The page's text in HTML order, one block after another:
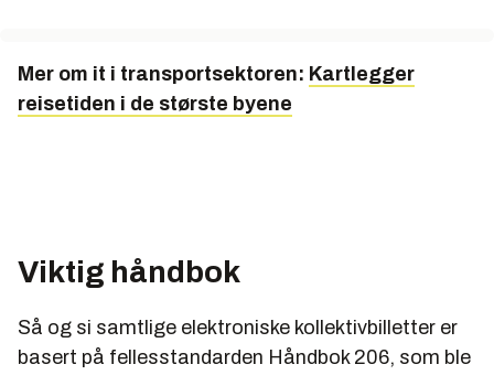
Mer om it i transportsektoren: Kartlegger
reisetiden i de største byene
Viktig håndbok
Så og si samtlige elektroniske kollektivbilletter er
basert på fellesstandarden Håndbok 206, som ble